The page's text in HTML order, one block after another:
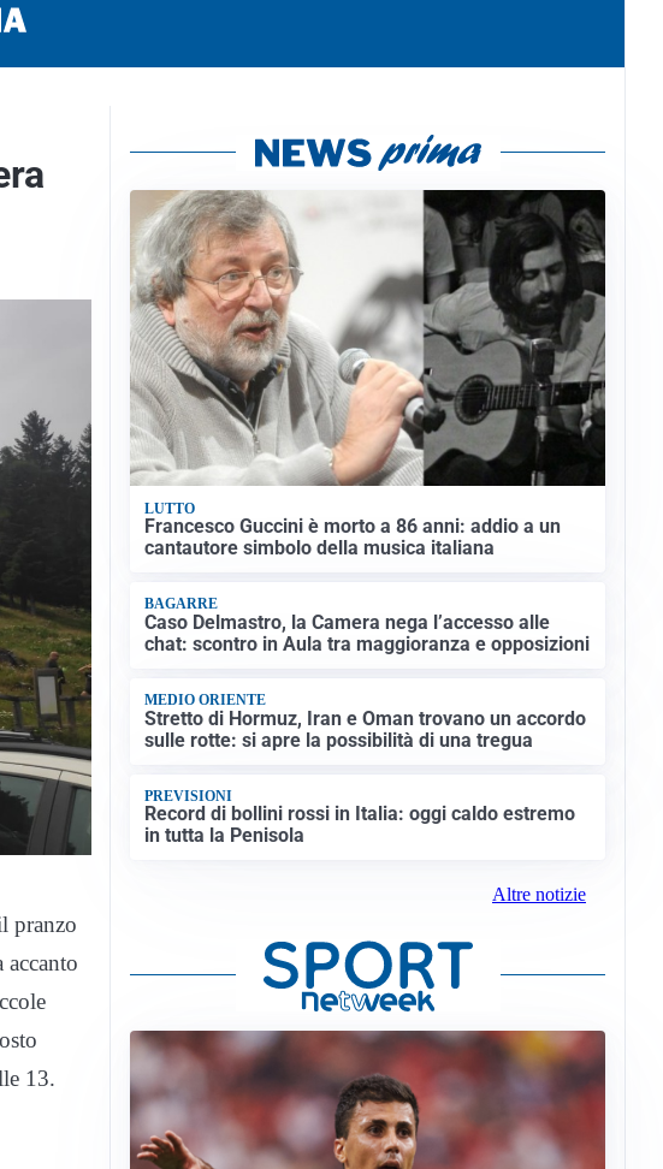
pranzo
accanto
13.
LUTTO
Francesco Guccini è morto a 86 anni: addio a un
cantautore simbolo della musica italiana
BAGARRE
Caso Delmastro, la Camera nega l’accesso alle
chat: scontro in Aula tra maggioranza e opposizioni
MEDIO ORIENTE
Stretto di Hormuz, Iran e Oman trovano un accordo
sulle rotte: si apre la possibilità di una tregua
PREVISIONI
Record di bollini rossi in Italia: oggi caldo estremo
in tutta la Penisola
Altre notizie